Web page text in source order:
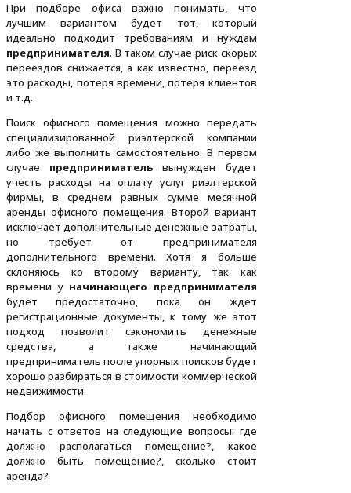
При подборе офиса важно понимать, что
лучшим вариантом будет тот, который
идеально подходит требованиям и нуждам
предпринимателя. В таком случае риск скорых
переездов снижается, а как известно, переезд
это расходы, потеря времени, потеря клиентов
и т.д.
Поиск офисного помещения можно передать
специализированной риэлтерской компании
либо же выполнить самостоятельно. В первом
случае предприниматель вынужден будет
учесть расходы на оплату услуг риэлтерской
фирмы, в среднем равных сумме месячной
аренды офисного помещения. Второй вариант
исключает дополнительные денежные затраты,
но требует от предпринимателя
дополнительного времени. Хотя я больше
склоняюсь ко второму варианту, так как
времени у начинающего предпринимателя
будет предостаточно, пока он ждет
регистрационные документы, к тому же этот
подход позволит сэкономить денежные
средства, а также начинающий
предприниматель после упорных поисков будет
хорошо разбираться в стоимости коммерческой
недвижимости.
Подбор офисного помещения необходимо
начать с ответов на следующие вопросы: где
должно располагаться помещение?, какое
должно быть помещение?, сколько стоит
аренда?